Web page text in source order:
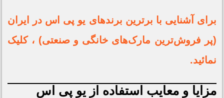
برای آشنایی با برترین برندهای یو پی اس در ایران
(پر فروش‌ترین مارک‌های خانگی و صنعتی) ، کلیک
نمائید.
مزایا و معایب استفاده از یو پی اس